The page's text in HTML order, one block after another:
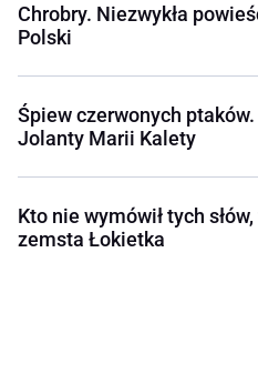
Chrobry. Niezwykła
Polski
Śpiew czerwonych
Jolanty Marii Kalety
Kto nie wymówił tych
zemsta Łokietka